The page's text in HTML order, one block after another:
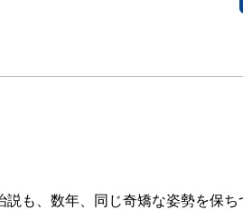
説も、数年、同じ奇矯な姿勢を保